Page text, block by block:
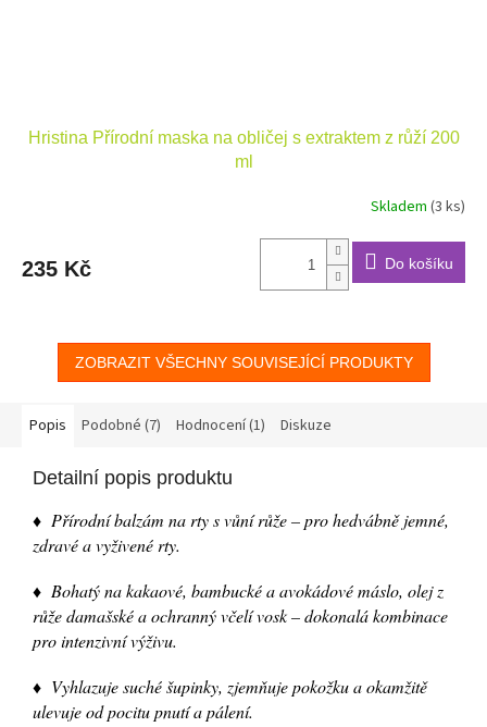
Hristina Přírodní maska na obličej s extraktem z růží 200
ml
Skladem (3 ks)
235 Kč Do košíku
ZOBRAZIT VŠECHNY SOUVISEJÍCÍ PRODUKTY
Popis Podobné (7) Hodnocení (1) Diskuze
Detailní popis produktu
♦ Přírodní balzám na rty s vůní růže – pro hedvábně jemné,
zdravé a vyživené rty.
♦ Bohatý na kakaové, bambucké a avokádové máslo, olej z
růže damašské a ochranný včelí vosk – dokonalá kombinace
pro intenzivní výživu.
♦ Vyhlazuje suché šupinky, zjemňuje pokožku a okamžitě
ulevuje od pocitu pnutí a pálení.